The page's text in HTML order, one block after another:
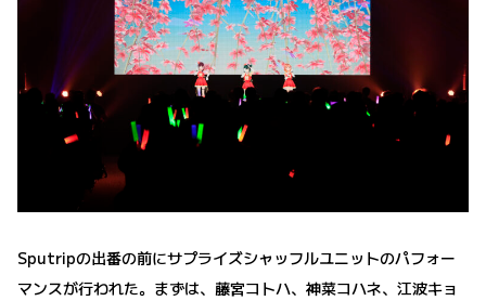
Sputripの出番の前にサプライズシャッフルユニットのパフォー
マンスが行われた。まずは、藤宮コトハ、神菜コハネ、江波キョ